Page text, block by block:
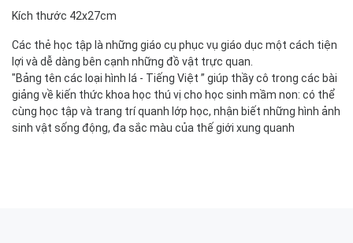
Kích thước 42x27cm
Các thẻ học tập là những giáo cụ phục vụ giáo dục một cách tiện
lợi và dễ dàng bên cạnh những đồ vật trực quan.
"Bảng tên các loại hình lá - Tiếng Việt ” giúp thầy cô trong các bài
giảng về kiến thức khoa học thú vị cho học sinh mầm non: có thể
cùng học tập và trang trí quanh lớp học, nhận biết những hình ảnh
sinh vật sống động, đa sắc màu của thế giới xung quanh